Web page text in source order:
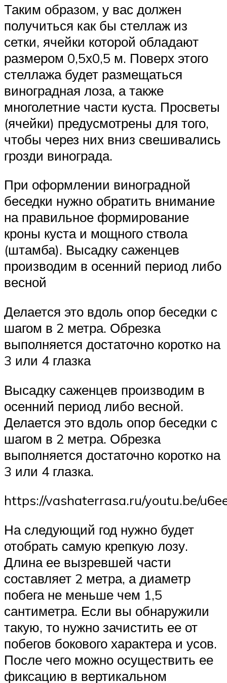
Таким образом, у вас должен
получиться как бы стеллаж из
сетки, ячейки которой обладают
размером 0,5х0,5 м. Поверх этого
стеллажа будет размещаться
виноградная лоза, а также
многолетние части куста. Просветы
(ячейки) предусмотрены для того,
чтобы через них вниз свешивались
грозди винограда.
При оформлении виноградной
беседки нужно обратить внимание
на правильное формирование
кроны куста и мощного ствола
(штамба). Высадку саженцев
производим в осенний период либо
весной
Делается это вдоль опор беседки с
шагом в 2 метра. Обрезка
выполняется достаточно коротко на
3 или 4 глазка
Высадку саженцев производим в
осенний период либо весной.
Делается это вдоль опор беседки с
шагом в 2 метра. Обрезка
выполняется достаточно коротко на
3 или 4 глазка.
https://vashaterrasa.ru/youtu.be/
На следующий год нужно будет
отобрать самую крепкую лозу.
Длина ее вызревшей части
составляет 2 метра, а диаметр
побега не меньше чем 1,5
сантиметра. Если вы обнаружили
такую, то нужно зачистить ее от
побегов бокового характера и усов.
После чего можно осуществить ее
фиксацию в вертикальном